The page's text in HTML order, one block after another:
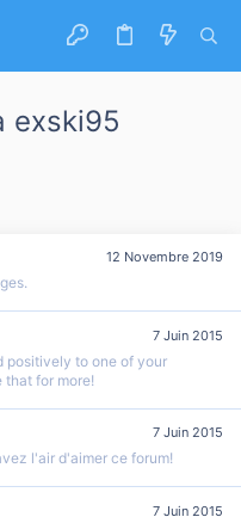
exski95
12 Novembre 2019
7 Juin 2015
positively to one of your
that for more!
7 Juin 2015
l'air d'aimer ce forum!
7 Juin 2015